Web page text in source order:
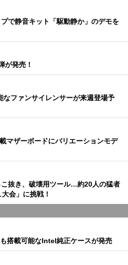
で静音キット「駆動静か」のデモを
が発売！
なファンサイレンサーが来週登場予
マザーボードにバリエーションモデ
抜き、破壊用ツール…約20人の猛者
会」に挑戦！
搭載可能なIntel純正ケースが発売